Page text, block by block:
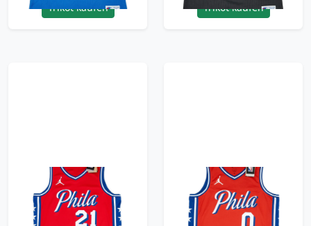
Trikot kaufen Trikot kaufen
2020-24 Philadelphia
76ers Embiid #21
Jordan Swingman
2020-24 Philadelphia
76ers Maxey #0
Jordan Swingman